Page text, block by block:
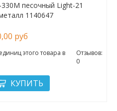
песочный Light-21
1140647
руб
этого товара в
Отзывов:
0